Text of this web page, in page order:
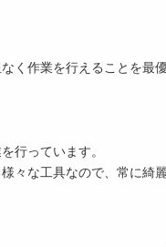
く作業を行えることを最
行っています。
々な工具なので、常に綺